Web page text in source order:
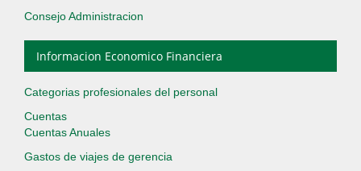
Consejo Administracion
Informacion Economico Financiera
Categorias profesionales del personal
Cuentas
Cuentas Anuales
Gastos de viajes de gerencia